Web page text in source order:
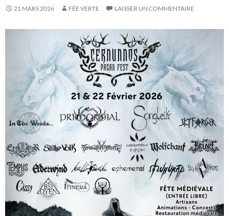
21 MARS 2026 FÉE VERTE LAISSER UN COMMENTAIRE